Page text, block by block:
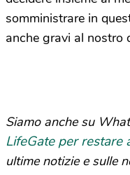
somministrare in
anche gravi al nostro
Siamo anche su
LifeGate per restare
ultime notizie e sulle